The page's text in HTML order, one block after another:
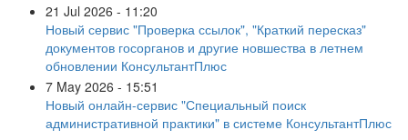
21 Jul 2026 - 11:20
Новый сервис "Проверка ссылок", "Краткий пересказ"
документов госорганов и другие новшества в летнем
обновлении КонсультантПлюс
7 May 2026 - 15:51
Новый онлайн-сервис "Специальный поиск
административной практики" в системе КонсультантПлюс